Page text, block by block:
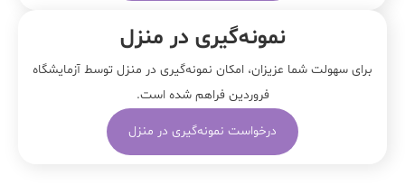
نمونه‌‌گیری در منزل
برای سهولت شما عزیزان، امکان نمونه‌گیری در منزل توسط آزمایشگاه
فروردین فراهم شده است.
درخواست نمونه‌گیری در منزل